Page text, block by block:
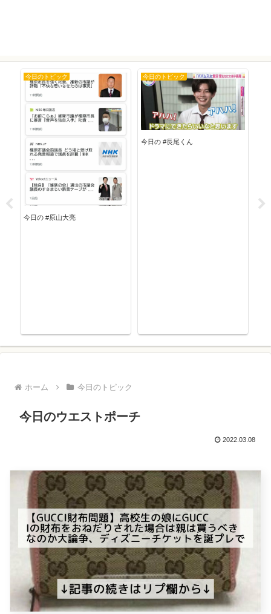
今日のトピック
今日の #原山大亮
今日のトピック
今日の #長尾くん
ホーム 今日のトピック
今日のウエストポーチ
2022.03.08